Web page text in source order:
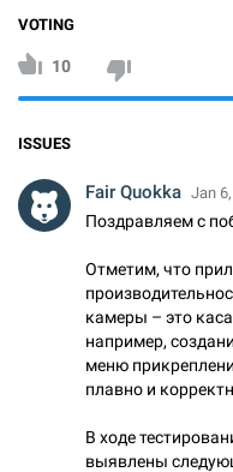
VOTING
10
ISSUES
Fair Quokka Jan
Поздравляем с
Отметим, что
камеры – это
например,
меню
плавно и
В ходе
выявлены